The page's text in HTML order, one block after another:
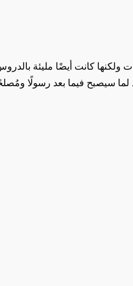
كانت أيضًا مليئة بالدروس
سيصبح فيما بعد رسولًا